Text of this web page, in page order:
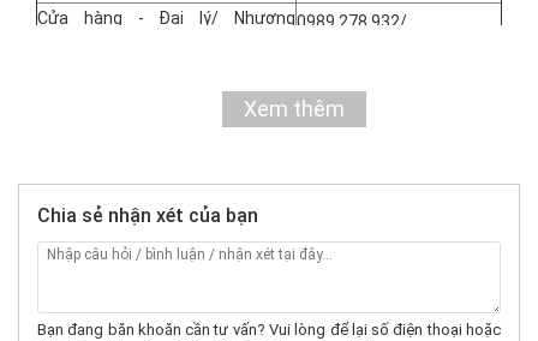
Cửa hàng - Đại lý/ Nhượng0989.278.932/
056.33.22.686
Các mẫu Giày Patin Centosy
Các mẫuGiày Patin Flying Eagle
Xem thêm
Chia sẻ nhận xét của bạn
Bạn đang băn khoăn cần tư vấn? Vui lòng để lại số điện thoại hoặc